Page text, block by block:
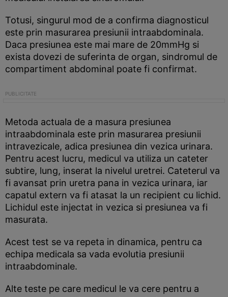
Totusi, singurul mod de a confirma diagnosticul
este prin masurarea presiunii intraabdominala.
Daca presiunea este mai mare de 20mmHg si
exista dovezi de suferinta de organ, sindromul de
compartiment abdominal poate fi confirmat.
Metoda actuala de a masura presiunea
intraabdominala este prin masurarea presiunii
intravezicale, adica presiunea din vezica urinara.
Pentru acest lucru, medicul va utiliza un cateter
subtire, lung, inserat la nivelul uretrei. Cateterul va
fi avansat prin uretra pana in vezica urinara, iar
capatul extern va fi atasat la un recipient cu lichid.
Lichidul este injectat in vezica si presiunea va fi
masurata.
Acest test se va repeta in dinamica, pentru ca
echipa medicala sa vada evolutia presiunii
intraabdominale.
Alte teste pe care medicul le va cere pentru a